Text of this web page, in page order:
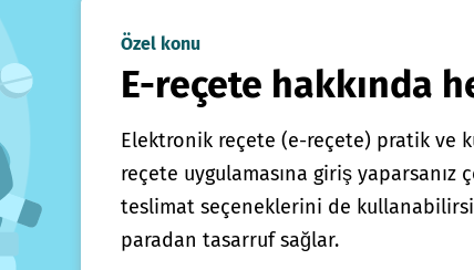
Özel konu
E-reçete hakkında
Elektronik reçete (e-reçete) pratik ve
reçete uygulamasına giriş yaparsanız
teslimat seçeneklerini de
paradan tasarruf sağlar.